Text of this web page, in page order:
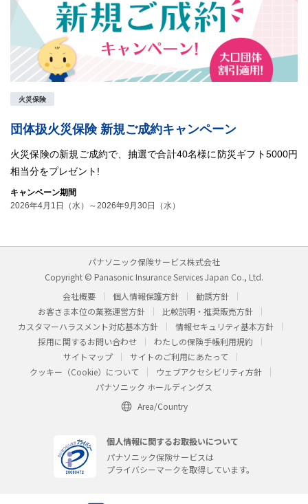
火災保険
団体扱火災保険 新規ご成約キャンペーン
火災保険の新規ご成約で、抽選で合計40名様に防災ギフト5000円
相当分をプレゼント!
キャンペーン期間
2026年4月1日（水）～2026年9月30日（水）
パナソニック保険サービス株式会社
Copyright © Panasonic Insurance Services Japan Co., Ltd.
会社概要
個人情報保護方針
勧誘方針
お客さま本位の業務運営方針
比較説明・推奨販売方針
カスタマーハラスメント対応基本方針
情報セキュリティ基本方針
採用に関するお問い合わせ
わたしの保険手帳利用規約
サイトマップ
サイトのご利用にあたって
クッキー（Cookie）について
ウェブアクセシビリティ方針
パナソニック ホールディングス
Area/Country
個人情報に関するお取扱いについて
パナソニック保険サービスは
プライバシーマークを取得しています。